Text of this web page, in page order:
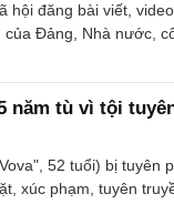
hội đăng bài viết,
Đảng, Nhà nước,
năm tù vì tội
52 tuổi) bị tuyên
xúc phạm, tuyên